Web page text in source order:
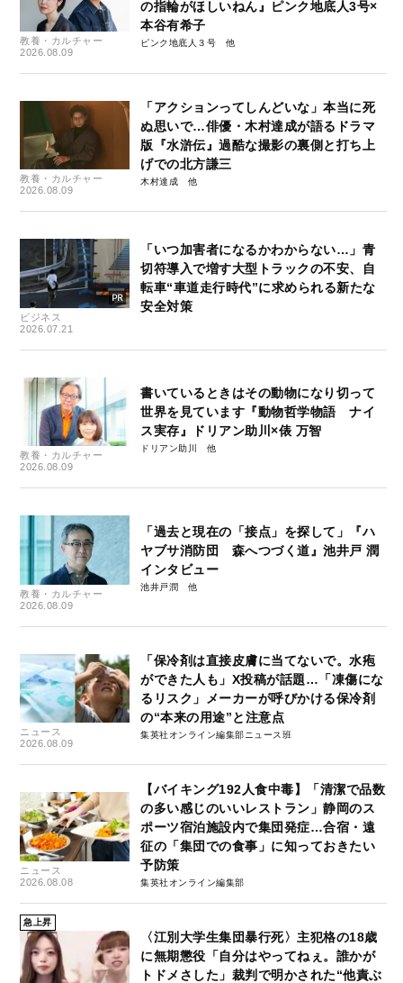
教養・カルチャー
2026.08.09
の指輪がほしいねん』ピンク地底人3号×
本谷有希子
ピンク地底人３号
教養・カルチャー
2026.08.09
「アクションってしんどいな」本当に死
ぬ思いで…俳優・木村達成が語るドラマ
版『水滸伝』過酷な撮影の裏側と打ち上
げでの北方謙三
木村達成
ビジネス
2026.07.21
「いつ加害者になるかわからない…」青
切符導入で増す大型トラックの不安、自
転車“車道走行時代”に求められる新たな
安全対策
教養・カルチャー
2026.08.09
書いているときはその動物になり切って
世界を見ています『動物哲学物語 ナイ
ス実存』ドリアン助川×俵 万智
ドリアン助川
教養・カルチャー
2026.08.09
「過去と現在の「接点」を探して」『ハ
ヤブサ消防団 森へつづく道』池井戸 潤
インタビュー
池井戸潤
ニュース
2026.08.09
「保冷剤は直接皮膚に当てないで。水疱
ができた人も」X投稿が話題…「凍傷にな
るリスク」メーカーが呼びかける保冷剤
の“本来の用途”と注意点
集英社オンライン編集部ニュース班
ニュース
2026.08.08
【バイキング192人食中毒】「清潔で品数
の多い感じのいいレストラン」静岡のス
ポーツ宿泊施設内で集団発症…合宿・遠
征の「集団での食事」に知っておきたい
予防策
集英社オンライン編集部
急上昇
〈江別大学生集団暴行死〉主犯格の18歳
に無期懲役「自分はやってねぇ。誰かが
トドメさした」裁判で明かされた“他責ぶ